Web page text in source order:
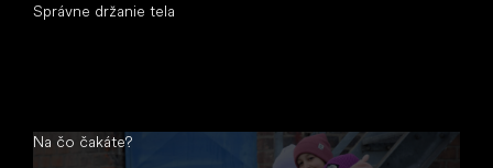
Správne držanie tela
Na čo čakáte?